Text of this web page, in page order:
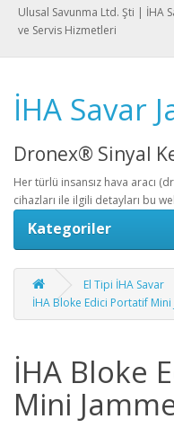
Ulusal Savunma Ltd. Şti | İHA
ve Servis Hizmetleri
İHA Savar
Dronex® Sinyal
Her türlü insansız hava aracı
cihazları ile ilgili detayları bu
Kategoriler
El Tipi İHA Savar
İHA Bloke Edici Portatif Mini
İHA Bloke
Mini